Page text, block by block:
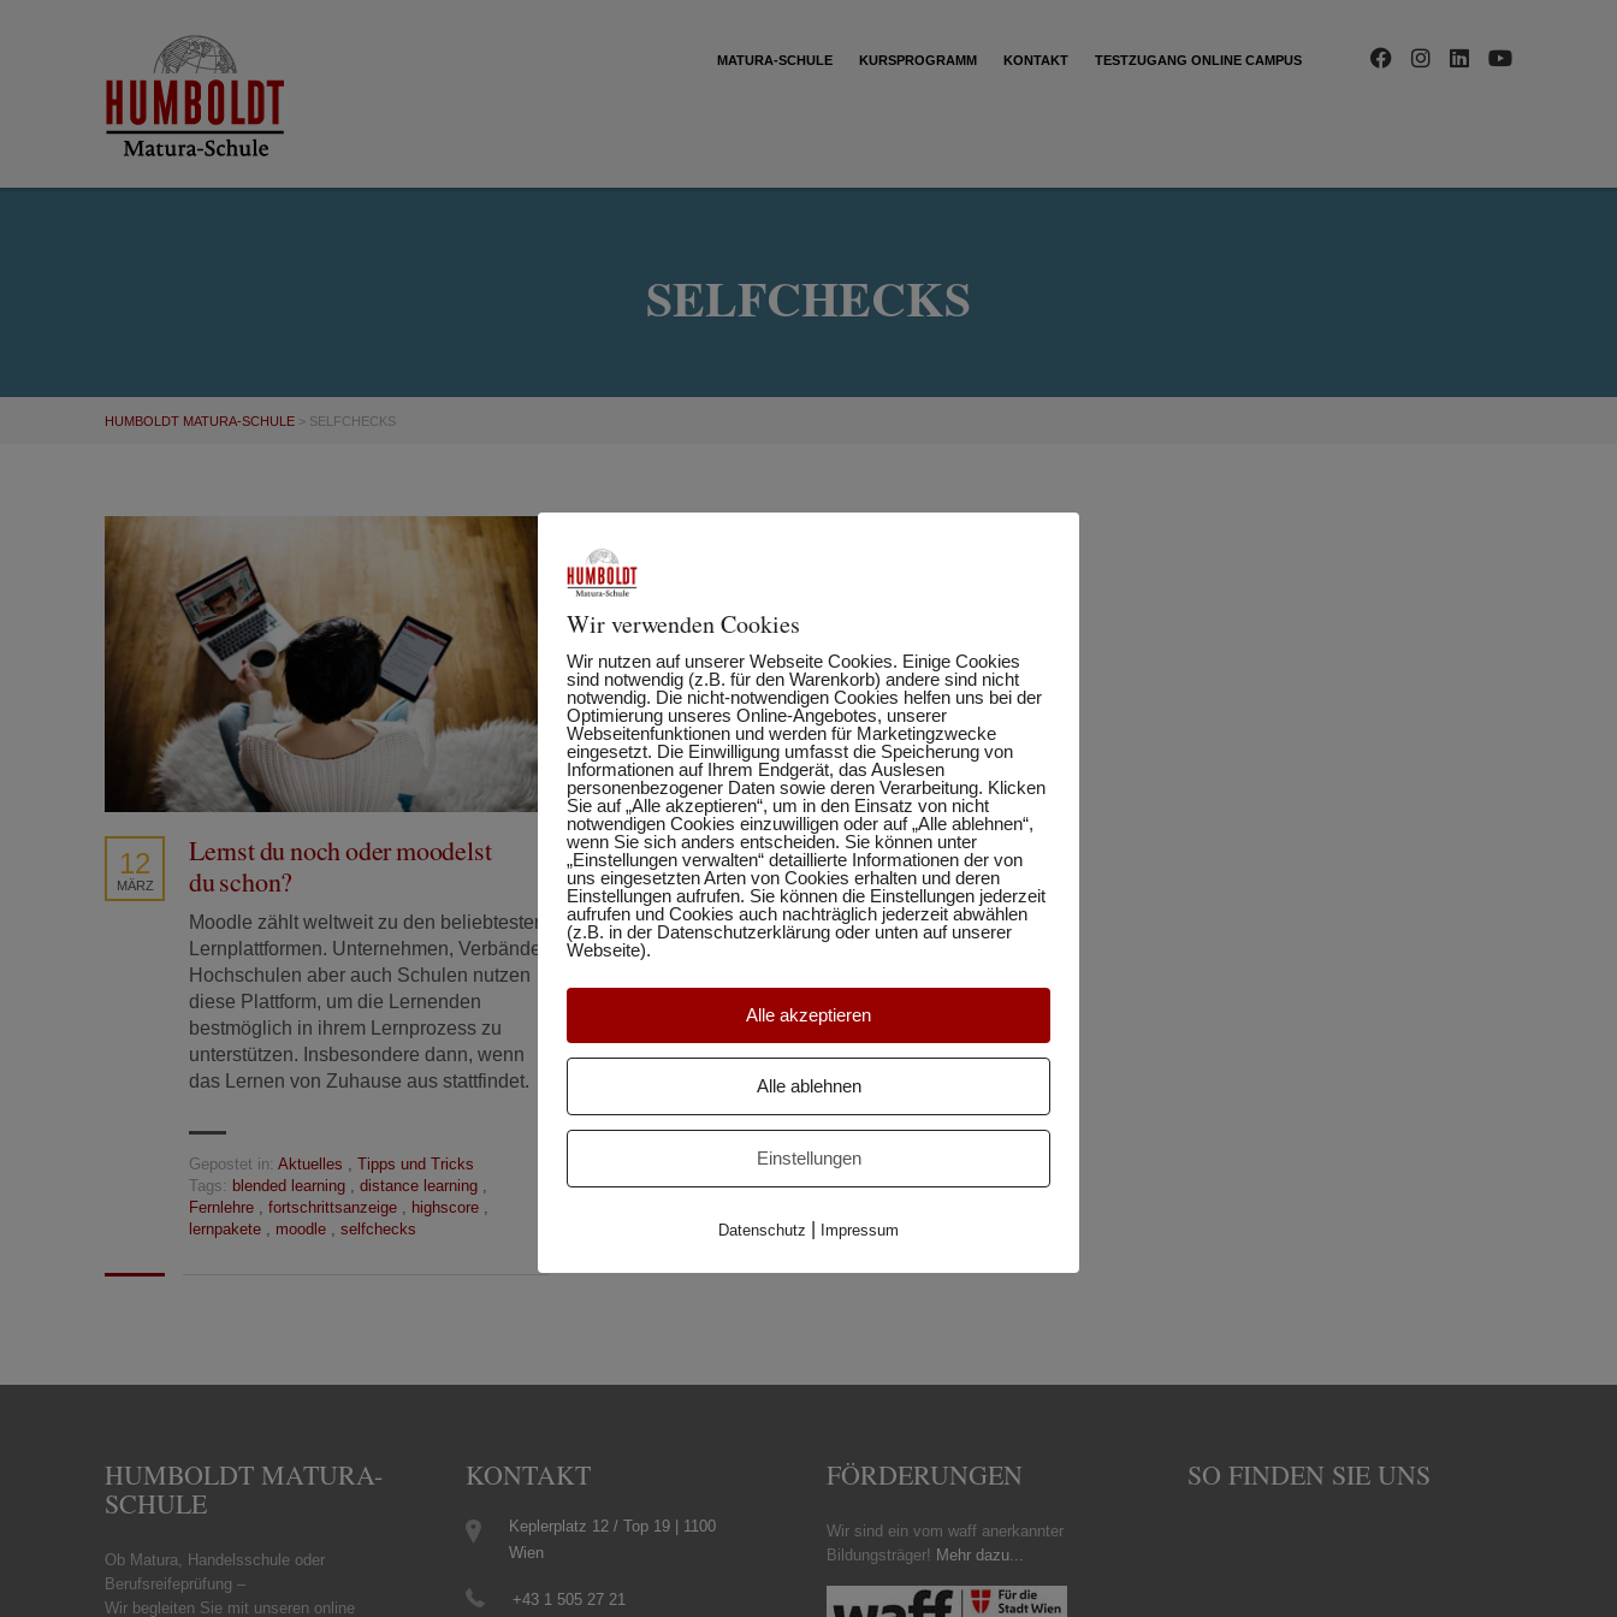
MATURA-SCHULE KURSPROGRAMM KONTAKT TESTZUGANG ONLINE CAMPUS
SELFCHECKS
HUMBOLDT MATURA-SCHULE > SELFCHECKS
Lernst du noch oder moodelst
du schon?
12
MÄRZ
Moodle zählt weltweit zu den beliebtesten
Lernplattformen. Unternehmen, Verbände,
Hochschulen aber auch Schulen nutzen
diese Plattform, um die Lernenden
bestmöglich in ihrem Lernprozess zu
unterstützen. Insbesondere dann, wenn
das Lernen von Zuhause aus stattfindet.
Gepostet in: Aktuelles , Tipps und Tricks
Tags: blended learning , distance learning ,
Fernlehre , fortschrittsanzeige , highscore ,
lernpakete , moodle , selfchecks
HUMBOLDT MATURA-
SCHULE
Ob Matura, Handelsschule oder
Berufsreifeprüfung –
Wir begleiten Sie mit unseren online
KONTAKT
Keplerplatz 12 / Top 19 | 1100
Wien
+43 1 505 27 21
FÖRDERUNGEN
Wir sind ein vom waff anerkannter
Bildungsträger! Mehr dazu...
SO FINDEN SIE UNS
Wir verwenden Cookies
Wir nutzen auf unserer Webseite Cookies. Einige Cookies
sind notwendig (z.B. für den Warenkorb) andere sind nicht
notwendig. Die nicht-notwendigen Cookies helfen uns bei der
Optimierung unseres Online-Angebotes, unserer
Webseitenfunktionen und werden für Marketingzwecke
eingesetzt. Die Einwilligung umfasst die Speicherung von
Informationen auf Ihrem Endgerät, das Auslesen
personenbezogener Daten sowie deren Verarbeitung. Klicken
Sie auf „Alle akzeptieren“, um in den Einsatz von nicht
notwendigen Cookies einzuwilligen oder auf „Alle ablehnen“,
wenn Sie sich anders entscheiden. Sie können unter
„Einstellungen verwalten“ detaillierte Informationen der von
uns eingesetzten Arten von Cookies erhalten und deren
Einstellungen aufrufen. Sie können die Einstellungen jederzeit
aufrufen und Cookies auch nachträglich jederzeit abwählen
(z.B. in der Datenschutzerklärung oder unten auf unserer
Webseite).
Alle akzeptieren
Alle ablehnen
Einstellungen
Datenschutz Impressum